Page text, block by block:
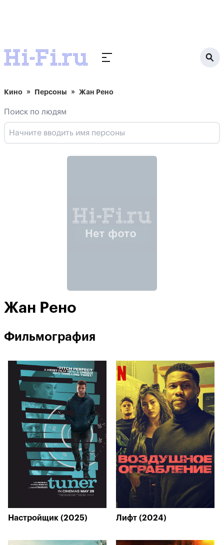
Кино Персоны Жан Рено
Поиск по людям
Жан Рено
Фильмография
Настройщик (2025) Лифт (2024)